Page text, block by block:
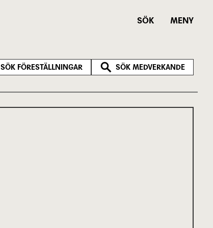
SÖK MENY
SÖK FÖRESTÄLLNINGAR SÖK MEDVERKANDE